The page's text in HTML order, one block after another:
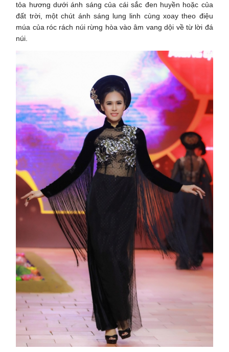
tỏa hương dưới ánh sáng của cái sắc đen huyền hoặc của
đất trời, một chút ánh sáng lung linh cùng xoay theo điệu
múa của róc rách núi rừng hòa vào âm vang dội về từ lời đá
núi.